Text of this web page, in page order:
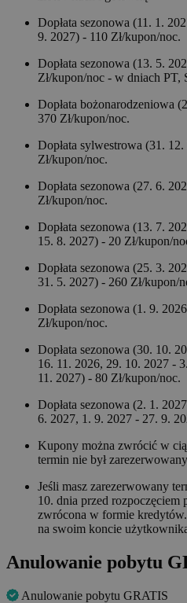
Dopłata sezonowa (11. 1.
9. 2027) - 110 Zł/kupon/noc.
Dopłata sezonowa (13. 5.
Zł/kupon/noc - w dniach PT,
Dopłata bożonarodzeniowa
370 Zł/kupon/noc.
Dopłata sylwestrowa (31.
Zł/kupon/noc.
Dopłata sezonowa (27. 6.
Zł/kupon/noc.
Dopłata sezonowa (13. 7.
15. 8. 2027) - 20 Zł/kupon/
Dopłata sezonowa (25. 3.
31. 5. 2027) - 260 Zł/kupon/
Dopłata sezonowa (1. 9.
Zł/kupon/noc.
Dopłata sezonowa (30. 10.
16. 11. 2026, 29. 10. 2027 -
11. 2027) - 80 Zł/kupon/noc.
Dopłata sezonowa (2. 1.
6. 2027, 1. 9. 2027 - 27. 9.
Kupony można zwrócić w
termin nie był
Jeśli masz zarezerwowany
10. dnia przed rozpoczęciem
zwrócona w formie
na swoim koncie
Anulowanie pobytu
Anulowanie pobytu GRATIS